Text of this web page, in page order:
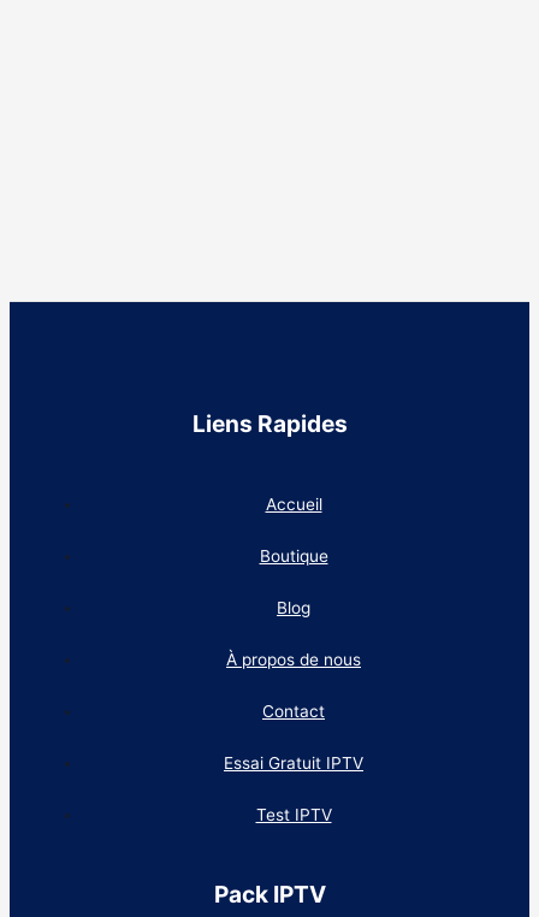
Liens Rapides
Accueil
Boutique
Blog
À propos de nous
Contact
Essai Gratuit IPTV
Test IPTV
Pack IPTV